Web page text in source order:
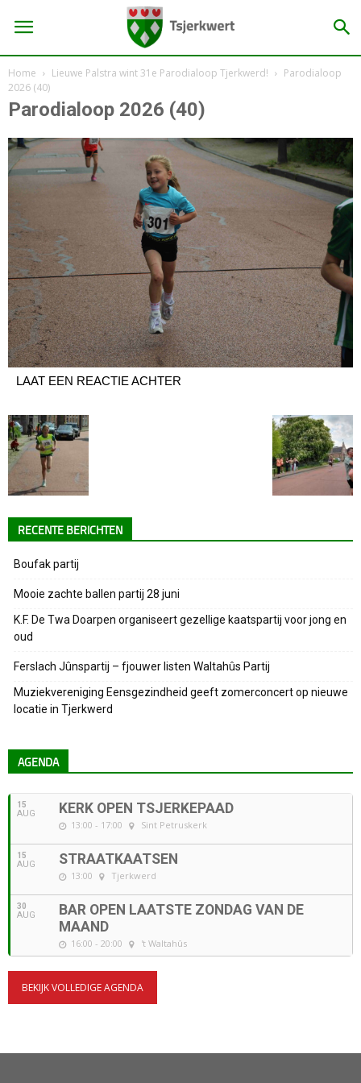
Home Lieuwe Palstra wint 31e Parodialoop Tjerkwerd!
Parodialoop
2026 (40)
Parodialoop 2026 (40)
LAAT EEN REACTIE ACHTER
RECENTE BERICHTEN
Boufak partij
Mooie zachte ballen partij 28 juni
K.F. De Twa Doarpen organiseert gezellige kaatspartij voor jong en
oud
Ferslach Jûnspartij – fjouwer listen Waltahûs Partij
Muziekvereniging Eensgezindheid geeft zomerconcert op nieuwe
locatie in Tjerkwerd
AGENDA
15
AUG KERK OPEN TSJERKEPAAD
13:00 - 17:00 Sint Petruskerk
15
AUG STRAATKAATSEN
13:00 Tjerkwerd
30
AUG
BAR OPEN LAATSTE ZONDAG VAN DE
MAAND
16:00 - 20:00 't Waltahûs
BEKIJK VOLLEDIGE AGENDA